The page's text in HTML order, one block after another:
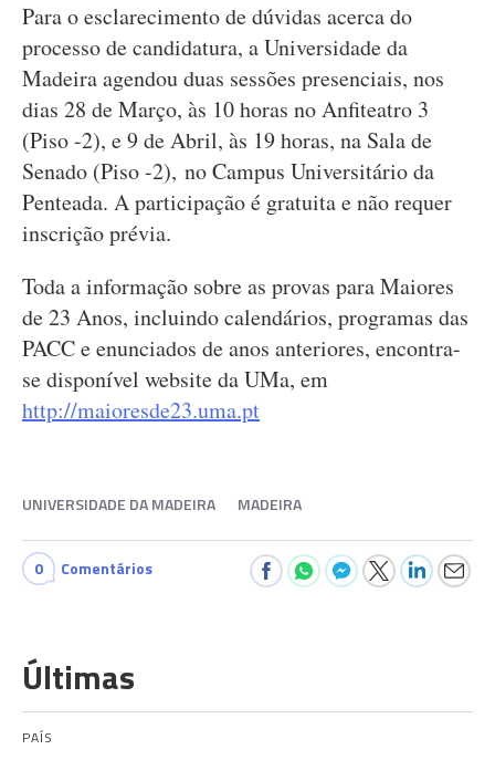
Para o esclarecimento de dúvidas acerca do
processo de candidatura, a Universidade da
Madeira agendou duas sessões presenciais, nos
dias 28 de Março, às 10 horas no Anfiteatro 3
(Piso -2), e 9 de Abril, às 19 horas, na Sala de
Senado (Piso -2), no Campus Universitário da
Penteada. A participação é gratuita e não requer
inscrição prévia.
Toda a informação sobre as provas para Maiores
de 23 Anos, incluindo calendários, programas das
PACC e enunciados de anos anteriores, encontra-
se disponível website da UMa, em
http://maioresde23.uma.pt
UNIVERSIDADE DA MADEIRA MADEIRA
0 Comentários
Últimas
PAÍS